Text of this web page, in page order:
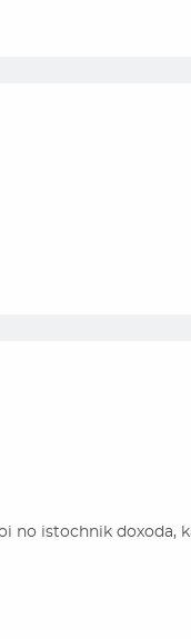
no istochnik doxoda,